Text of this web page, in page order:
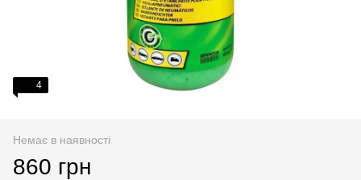
4
Немає в наявності
860 грн